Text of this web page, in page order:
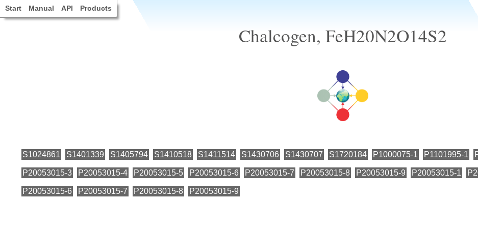
Start Manual API Products
Chalcogen, FeH20N2O14S2
S1024861 S1401339 S1405794 S1410518 S1411514 S1430706 S1430707 S1720184 P1000075-1 P1101995-1
P20053015-3 P20053015-4 P20053015-5 P20053015-6 P20053015-7 P20053015-8 P20053015-9 P20053015-1
P20053015-6 P20053015-7 P20053015-8 P20053015-9